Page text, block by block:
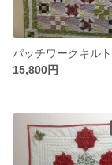
15,800円